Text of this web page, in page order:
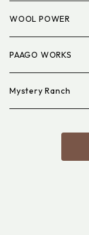
アイウェア
WOOL POWER
PAAGO WORKS
Mystery Ranch